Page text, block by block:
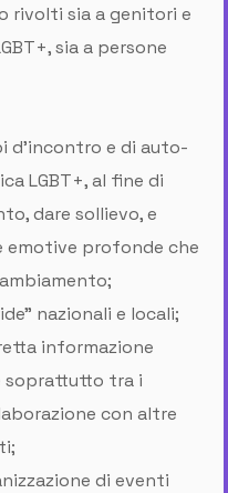
rivolti sia a genitori e
sia a persone
d’incontro e di auto-
LGBT+, al fine di
dare sollievo, e
emotive profonde che
nazionali e locali;
informazione
soprattutto tra i
con altre
di eventi